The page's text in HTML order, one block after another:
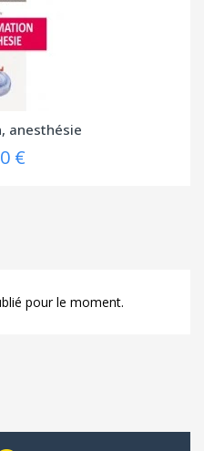
anesthésie
€
pour le moment.